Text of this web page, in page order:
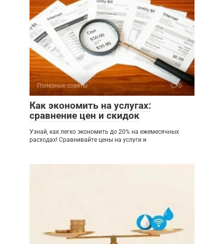
Полезные советы 0
Как экономить на услугах:
сравнение цен и скидок
Узнай, как легко экономить до 20% на ежемесячных
расходах! Сравнивайте цены на услуги и